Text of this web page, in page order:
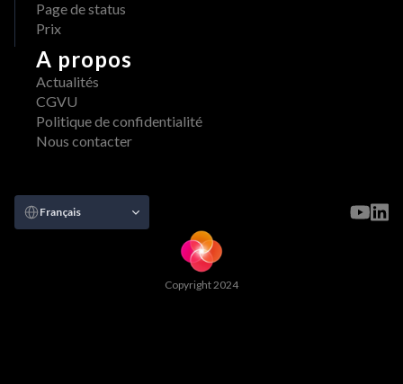
Page de status
Prix
A propos
Actualités
CGVU
Politique de confidentialité
Nous contacter
Copyright 2024
Select Language
Français